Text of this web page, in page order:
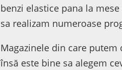
benzi elastice pana la
sa realizam numeroase
Magazinele din care
însă este bine sa alegem